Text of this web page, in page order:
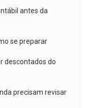
antes da
se preparar
descontados do
precisam revisar